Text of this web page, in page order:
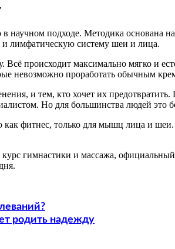
научном подходе. Методика основана
лимфатическую систему шеи и лица.
происходит максимально мягко и
невозможно проработать обычным
и тем, кто хочет их
Но для большинства людей
фитнес, только для мышц лица и
гимнастики и массажа,
родить надежду